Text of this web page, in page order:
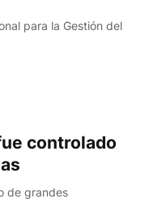
para la Gestión del
controlado
de grandes